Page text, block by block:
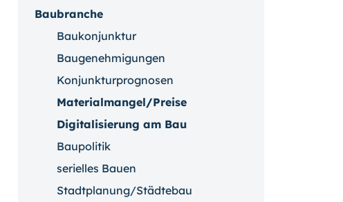
Baubranche
Baukonjunktur
Baugenehmigungen
Konjunkturprognosen
Materialmangel/Preise
Digitalisierung am Bau
Baupolitik
serielles Bauen
Stadtplanung/Städtebau